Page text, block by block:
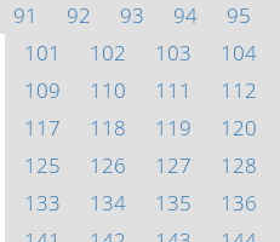
91
92 93 94 95
101
102 103 104
109
110 111 112
117
118 119 120
125
126 127 128
133
134 135 136